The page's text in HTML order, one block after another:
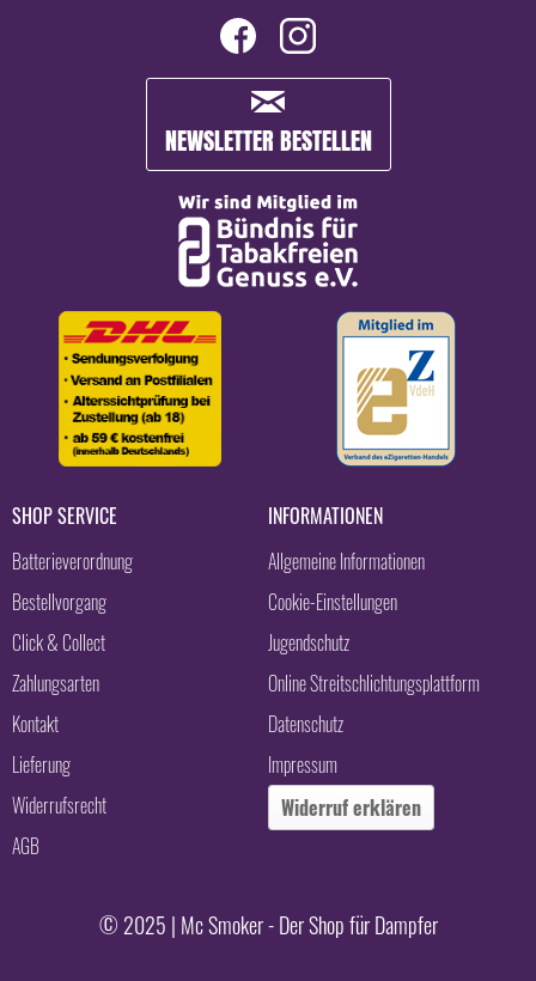
NEWSLETTER BESTELLEN
SHOP SERVICE
Batterieverordnung
Bestellvorgang
Click & Collect
Zahlungsarten
Kontakt
Lieferung
Widerrufsrecht
AGB
INFORMATIONEN
Allgemeine Informationen
Cookie-Einstellungen
Jugendschutz
Online Streitschlichtungsplattform
Datenschutz
Impressum
Widerruf erklären
© 2025 | Mc Smoker - Der Shop für Dampfer